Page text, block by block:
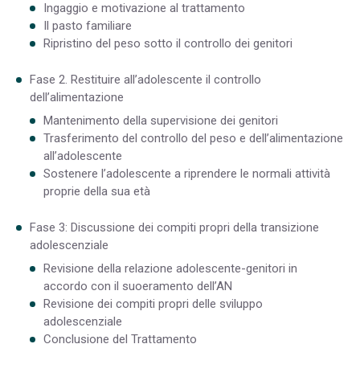
Ingaggio e motivazione al trattamento
Il pasto familiare
Ripristino del peso sotto il controllo dei genitori
Fase 2. Restituire all’adolescente il controllo
dell’alimentazione
Mantenimento della supervisione dei genitori
Trasferimento del controllo del peso e dell’alimentazione
all’adolescente
Sostenere l’adolescente a riprendere le normali attività
proprie della sua età
Fase 3: Discussione dei compiti propri della transizione
adolescenziale
Revisione della relazione adolescente-genitori in
accordo con il suoeramento dell’AN
Revisione dei compiti propri delle sviluppo
adolescenziale
Conclusione del Trattamento